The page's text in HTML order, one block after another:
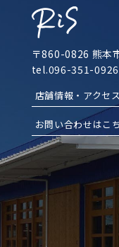
〒860-0826 熊本
tel.096-351-0926
店舗情報・アクセス
お問い合わせはこ